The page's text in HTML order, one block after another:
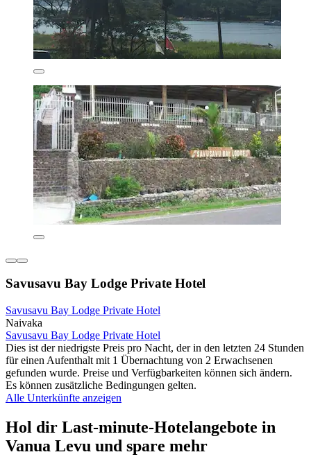
Savusavu Bay Lodge Private Hotel
Savusavu Bay Lodge Private Hotel
Naivaka
Savusavu Bay Lodge Private Hotel
Dies ist der niedrigste Preis pro Nacht, der in den letzten 24 Stunden
für einen Aufenthalt mit 1 Übernachtung von 2 Erwachsenen
gefunden wurde. Preise und Verfügbarkeiten können sich ändern.
Es können zusätzliche Bedingungen gelten.
Alle Unterkünfte anzeigen
Hol dir Last-minute-Hotelangebote in
Vanua Levu und spare mehr